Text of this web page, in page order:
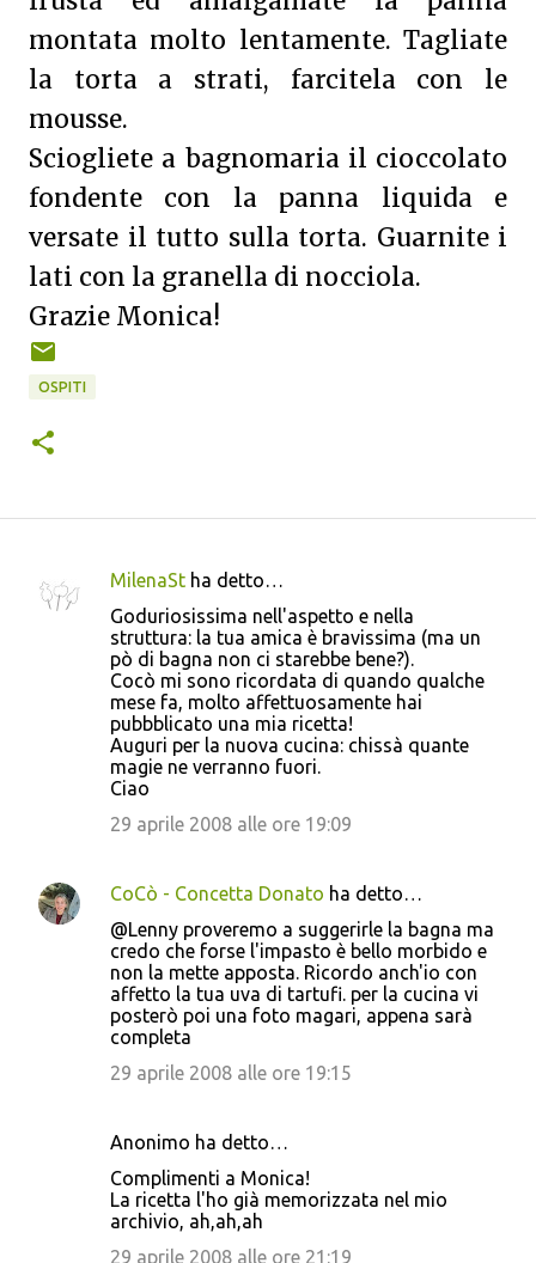
montata molto lentamente. Tagliate
la torta a strati, farcitela con le
mousse.
Sciogliete a bagnomaria il cioccolato
fondente con la panna liquida e
versate il tutto sulla torta. Guarnite i
lati con la granella di nocciola.
Grazie Monica!
OSPITI
C
MilenaSt ha detto…
Goduriosissima nell'aspetto e nella
struttura: la tua amica è bravissima (ma un
pò di bagna non ci starebbe bene?).
Cocò mi sono ricordata di quando qualche
mese fa, molto affettuosamente hai
pubbblicato una mia ricetta!
Auguri per la nuova cucina: chissà quante
magie ne verranno fuori.
Ciao
29 aprile 2008 alle ore 19:09
CoCò - Concetta Donato ha detto…
@Lenny proveremo a suggerirle la bagna ma
credo che forse l'impasto è bello morbido e
non la mette apposta. Ricordo anch'io con
affetto la tua uva di tartufi. per la cucina vi
posterò poi una foto magari, appena sarà
completa
29 aprile 2008 alle ore 19:15
Anonimo ha detto…
Complimenti a Monica!
La ricetta l'ho già memorizzata nel mio
archivio, ah,ah,ah
29 aprile 2008 alle ore 21:19